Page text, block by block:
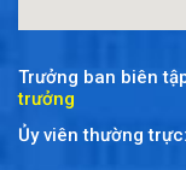
Trưởng ban biên
trưởng
Ủy viên thường trực: